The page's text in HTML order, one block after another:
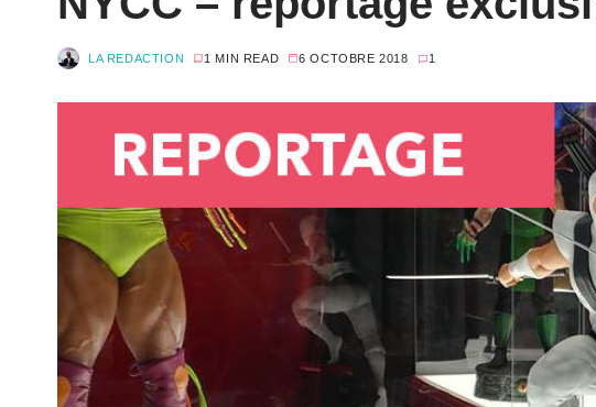
LA REDACTION 1 MIN READ 6 OCTOBRE 2018 1